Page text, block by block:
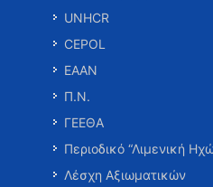
UNHCR
CEPOL
ΕΑΑΝ
Π.Ν.
ΓΕΕΘΑ
Περιοδικό “Λιμενική
Λέσχη Αξιωματικών